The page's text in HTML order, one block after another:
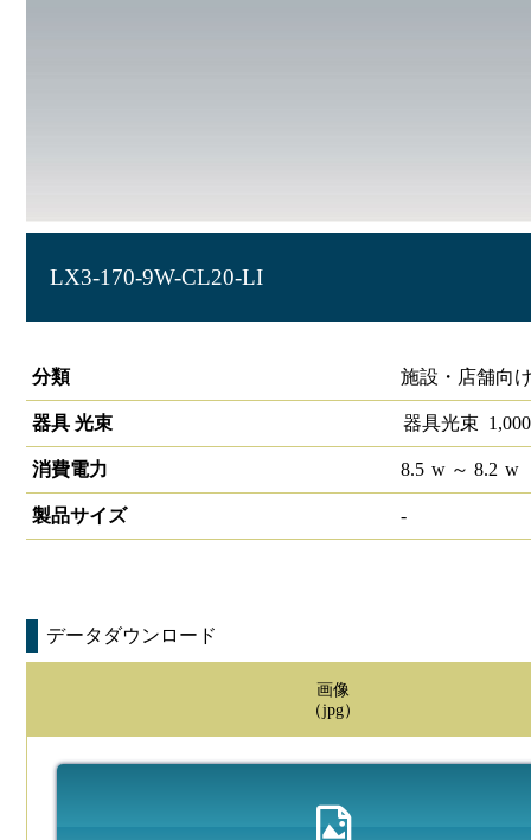
LX3-170-9W-CL20-LI
分類
施設・店舗向
器具 光束 器具光束 1,000
消費電力 8.5 w～ 8.2 w
製品サイズ -
データダウンロード
画像
（jpg）